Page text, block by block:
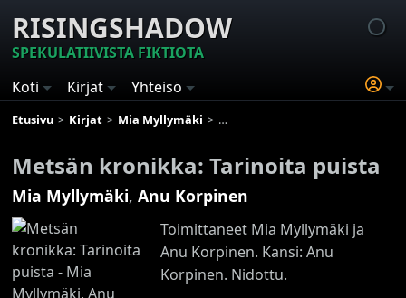
RISINGSHADOW
SPEKULATIIVISTA FIKTIOTA
Koti
Kirjat Yhteisö
Etusivu Kirjat Mia Myllymäki Metsän kronikka: Tarinoita puista
Metsän kronikka: Tarinoita puista
Mia Myllymäki,Anu Korpinen
Toimittaneet Mia Myllymäki ja
Anu Korpinen. Kansi: Anu
Korpinen. Nidottu.